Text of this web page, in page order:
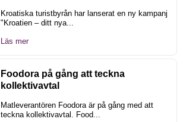
Kroatiska turistbyrån har lanserat en ny kampanj
"Kroatien – ditt nya...
Läs mer
Foodora på gång att teckna
kollektivavtal
Matleverantören Foodora är på gång med att
teckna kollektivavtal. Food...